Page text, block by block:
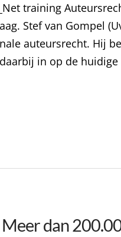
training
Stef van Gompel
auteursrecht. Hij
in op de
dan